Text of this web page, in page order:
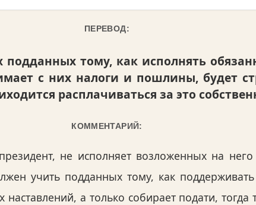
ПЕРЕВОД:
тому, как исполнять
с них налоги и пошлины, будет
расплачиваться за это
КОММЕНТАРИЙ:
не исполняет возложенных на
учить подданных тому, как
а только собирает подати, тогда